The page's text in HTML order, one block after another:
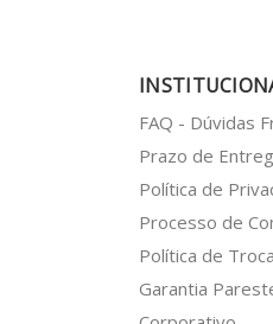
FAQ - Dúvidas
Prazo de
Política de
Processo de
Política de Troca
Garantia